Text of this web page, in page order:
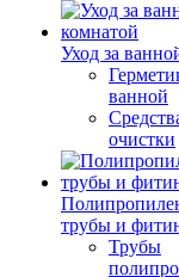
Уход за
ванной
очистки
трубы и
Трубы